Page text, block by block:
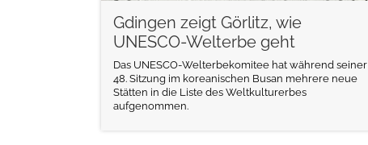
Gdingen zeigt Görlitz, wie
UNESCO-Welterbe geht
Das UNESCO-Welterbekomitee hat während seiner
48. Sitzung im koreanischen Busan mehrere neue
Stätten in die Liste des Weltkulturerbes
aufgenommen.